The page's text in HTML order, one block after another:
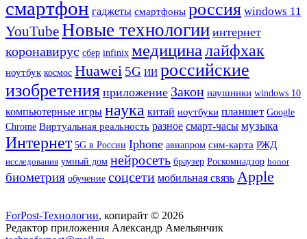
смартфон гаджеты смартфоны россия windows 11
YouTubeНовые технологии интернет
коронавирус сбер infinix медициналайфхак
ноутбук космос Huawei 5G ИИ российские
изобретения приложение Закон наушники windows 10
компьютерные игры наука китай ноутбуки планшет Google
Chrome Виртуальная реальность разное смарт-часы музыка
Интернет 5G в России Iphone авиапром сим-карта РЖД
исследования умный дом нейросеть браузер Роскомнадзор honor
биометрия обучение соцсети мобильная связь Apple
ForPost-Технологии, копирайт © 2026
Редактор приложения Александр Амельянчик